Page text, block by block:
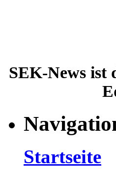
SEK-News ist
Startseite